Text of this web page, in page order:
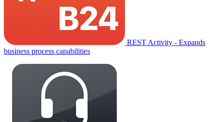
REST Activity - Expands
business process capabilities